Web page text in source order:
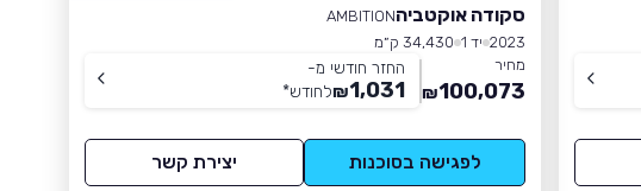
סקודה אוקטביהAMBITION
2023 יד 1
34,430 ק״מ
מחיר
100,073
₪
החזר חודשי מ-
1,031
₪לחודש*
לפגישה בסוכנות יצירת קשר